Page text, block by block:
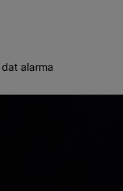
alarma